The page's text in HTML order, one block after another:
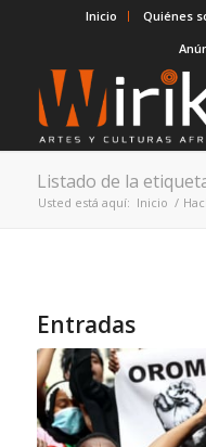
Inicio Quiénes
Listado de la
Usted está aquí: Inicio /
Entradas